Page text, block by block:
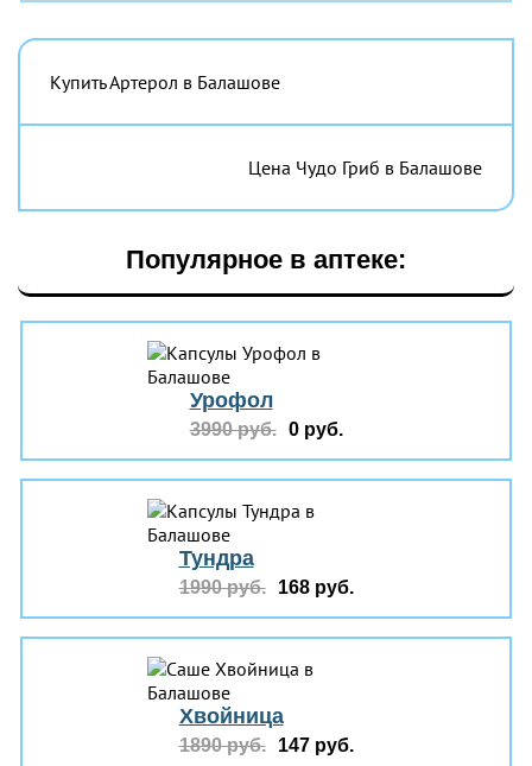
Купить Артерол в Балашове
Цена Чудо Гриб в Балашове
Популярное в аптеке:
Урофол
3990 руб. 0 руб.
Тундра
1990 руб. 168 руб.
Хвойница
1890 руб. 147 руб.